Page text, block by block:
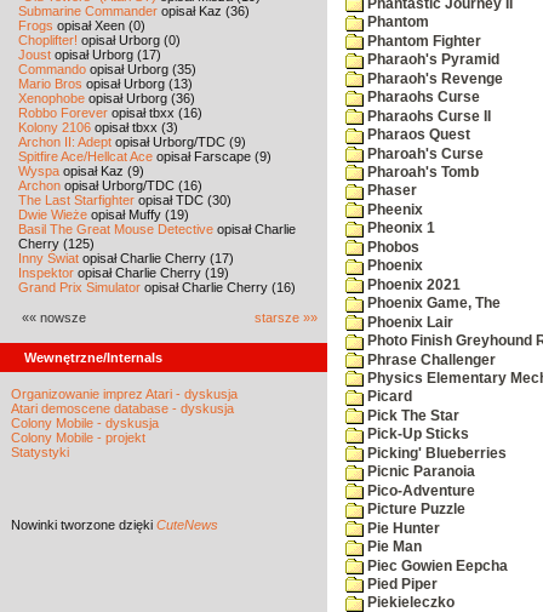
Submarine Commander opisał Kaz (36)
Frogs opisał Xeen (0)
Choplifter! opisał Urborg (0)
Joust opisał Urborg (17)
Commando opisał Urborg (35)
Mario Bros opisał Urborg (13)
Xenophobe opisał Urborg (36)
Robbo Forever opisał tbxx (16)
Kolony 2106 opisał tbxx (3)
Archon II: Adept opisał Urborg/TDC (9)
Spitfire Ace/Hellcat Ace opisał Farscape (9)
Wyspa opisał Kaz (9)
Archon opisał Urborg/TDC (16)
The Last Starfighter opisał TDC (30)
Dwie Wieże opisał Muffy (19)
Basil The Great Mouse Detective opisał Charlie
Cherry (125)
Inny Świat opisał Charlie Cherry (17)
Inspektor opisał Charlie Cherry (19)
Grand Prix Simulator opisał Charlie Cherry (16)
«« nowsze starsze »»
Wewnętrzne/Internals
Organizowanie imprez Atari - dyskusja
Atari demoscene database - dyskusja
Colony Mobile - dyskusja
Colony Mobile - projekt
Statystyki
Nowinki tworzone dzięki CuteNews
Phantastic Journey II
Phantom
Phantom Fighter
Pharaoh's Pyramid
Pharaoh's Revenge
Pharaohs Curse
Pharaohs Curse II
Pharaos Quest
Pharoah's Curse
Pharoah's Tomb
Phaser
Pheenix
Pheonix 1
Phobos
Phoenix
Phoenix 2021
Phoenix Game, The
Phoenix Lair
Photo Finish Greyhound
Phrase Challenger
Physics Elementary
Picard
Pick The Star
Pick-Up Sticks
Picking' Blueberries
Picnic Paranoia
Pico-Adventure
Picture Puzzle
Pie Hunter
Pie Man
Piec Gowien Eepcha
Pied Piper
Piekieleczko